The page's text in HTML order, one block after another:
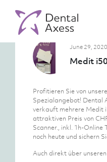
June 29, 2020
Medit
Profitieren Sie von
Spezialangebot! Dental
verkauft mehrere Medit
attraktiven Preis von
Scanner., inkl. 1h-Online
noch heute und sichern
Auch direkt über unseren